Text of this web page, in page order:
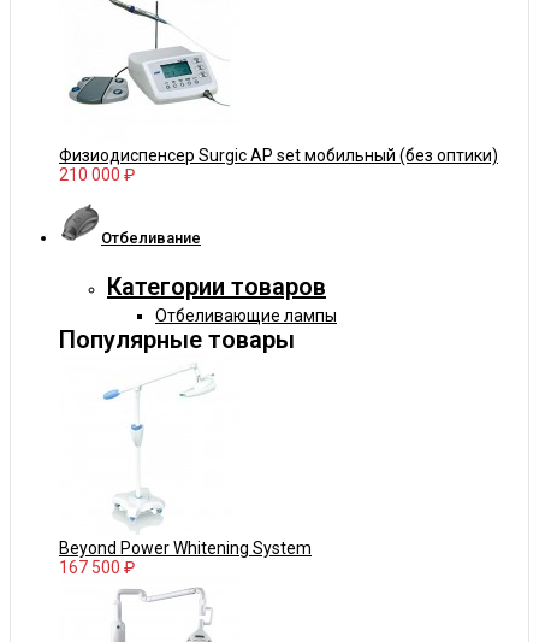
Физиодиспенсер Surgic AP set мобильный (без оптики)
210 000 ₽
Отбеливание
Категории товаров
Отбеливающие лампы
Популярные товары
Beyond Power Whitening System
167 500 ₽